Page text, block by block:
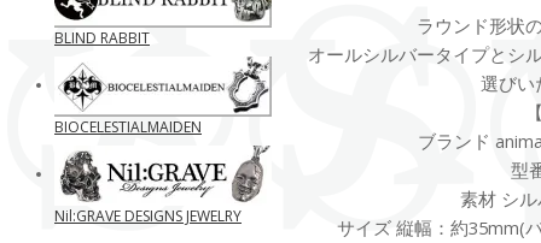
ラウンド形状
オールシルバータイプとシ
選びい
ブランド
型
素材 シ
サイズ 縦幅：約35mm(
BLIND RABBIT
BIOCELESTIALMAIDEN
Nil:GRAVE DESIGNS JEWELRY